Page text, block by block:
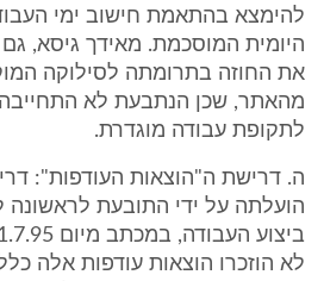
להימצא בהתאמת חישוב ימי
היומית המוסכמת. מאידך גיסא,
את החוזה בתרומתה לסילוקה
מהאתר, שכן הנתבעת לא
לתקופת עבודה מוגדרת.
ה. דרישת ה"הוצאות העודפות":
הועלתה על ידי התובעת
לא הוזכרו הוצאות עודפות אלה